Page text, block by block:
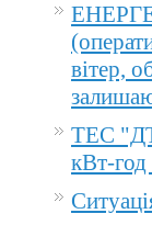
вітер,
ТЕС
кВт-год